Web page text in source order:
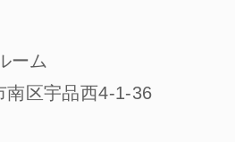
ーム
南区宇品西4-1-36